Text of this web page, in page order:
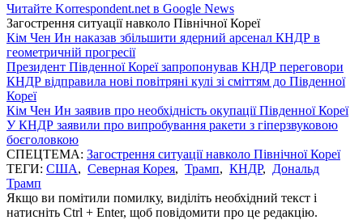
Читайте Korrespondent.net в Google News
Загострення ситуації навколо Пiвнічної Кореї
Кім Чен Ин наказав збільшити ядерний арсенал КНДР в
геометричній прогресії
Президент Південної Кореї запропонував КНДР переговори
КНДР відправила нові повітряні кулі зі сміттям до Південної
Кореї
Кім Чен Ин заявив про необхідність окупації Південної Кореї
У КНДР заявили про випробування ракети з гіперзвуковою
боєголовкою
СПЕЦТЕМА: Загострення ситуації навколо Пiвнічної Кореї
ТЕГИ: США, Северная Корея, Трамп, КНДР, Дональд
Трамп
Якщо ви помітили помилку, виділіть необхідний текст і
натисніть Ctrl + Enter, щоб повідомити про це редакцію.